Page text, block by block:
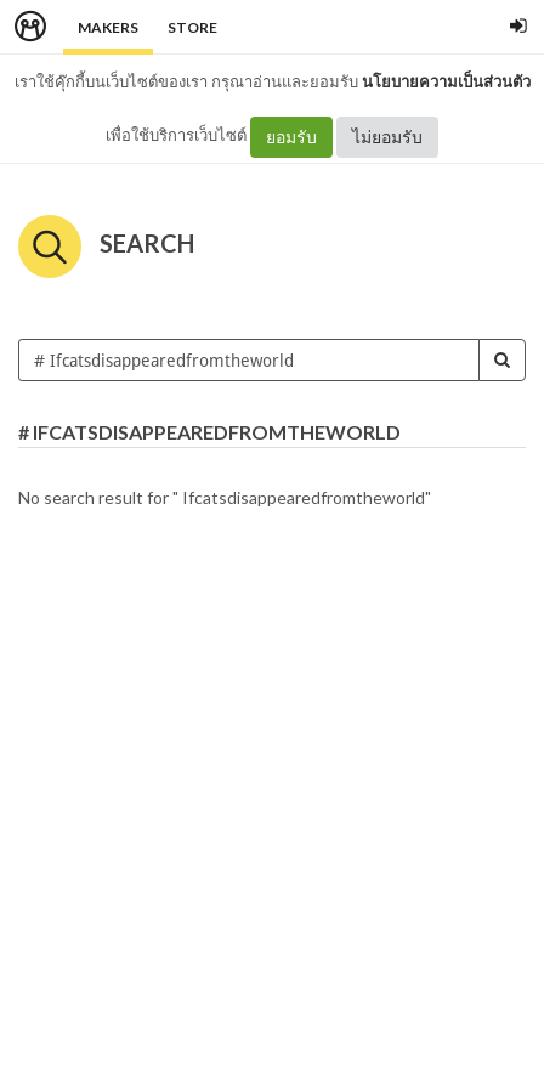
MAKERS STORE
เราใช้คุ๊กกี้บนเว็บไซต์ของเรา กรุณาอ่านและยอมรับนโยบายความเป็นส่วนตัว
เพื่อใช้บริการเว็บไซต์ ยอมรับ ไม่ยอมรับ
SEARCH
# IFCATSDISAPPEAREDFROMTHEWORLD
No search result for " Ifcatsdisappearedfromtheworld"